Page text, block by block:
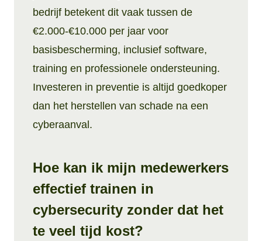
bedrijf betekent dit vaak tussen de
€2.000-€10.000 per jaar voor
basisbescherming, inclusief software,
training en professionele ondersteuning.
Investeren in preventie is altijd goedkoper
dan het herstellen van schade na een
cyberaanval.
Hoe kan ik mijn medewerkers
effectief trainen in
cybersecurity zonder dat het
te veel tijd kost?